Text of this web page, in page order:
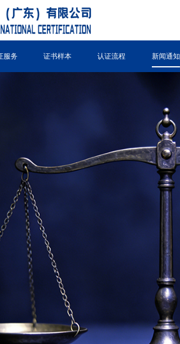
服务 证书样本 认证流程 新闻通知